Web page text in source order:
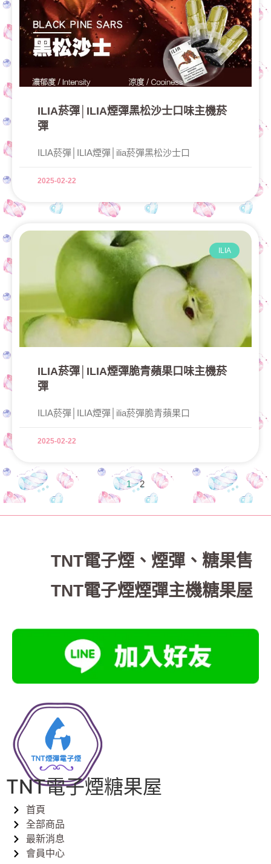
ILIA菸彈│ILIA煙彈黑松沙士口味主機菸
彈
ILIA菸彈│ILIA煙彈│ilia菸彈黑松沙士口
2025-02-22
ILIA
ILIA菸彈│ILIA煙彈脆青蘋果口味主機菸
彈
ILIA菸彈│ILIA煙彈│ilia菸彈脆青蘋果口
2025-02-22
1 2
TNT電子煙 、 煙彈、糖果售
TNT電子煙煙彈主機糖果屋
TNT電子煙糖果屋
首頁
全部商品
最新消息
會員中心